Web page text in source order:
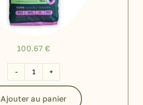
100.67 €
quantité
de
Poulet
Ajouter au panier